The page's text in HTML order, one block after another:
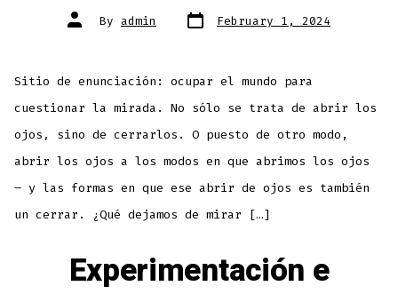
Post
author
By admin Post
date February 1, 2024
Sitio de enunciación: ocupar el mundo para
cuestionar la mirada. No sólo se trata de abrir los
ojos, sino de cerrarlos. O puesto de otro modo,
abrir los ojos a los modos en que abrimos los ojos
– y las formas en que ese abrir de ojos es también
un cerrar. ¿Qué dejamos de mirar […]
Experimentación e